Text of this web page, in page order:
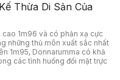
Thừa Di Sản Của
cao 1m96 và có phản xạ cực
những thủ môn xuất sắc nhất
1m95, Donnarumma có khả
các tình huống đối mặt trực